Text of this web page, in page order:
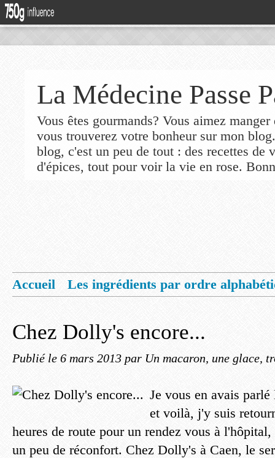
La Médecine Passe
Vous êtes gourmands? Vous aimez
vous trouverez votre bonheur sur mon
blog, c'est un peu de tout : des recettes de
d'épices, tout pour voir la vie en rose.
Accueil
Les ingrédients par ordre
Chez Dolly's encore...
Publié le 6 mars 2013 par Un macaron, une glace,
Je vous en avais
et voilà, j'y suis
heures de route pour un rendez vous à
un peu de réconfort. Chez Dolly's à Caen, le